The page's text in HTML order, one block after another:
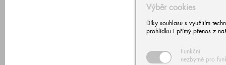
Výběr cookies
Díky souhlasu s využitím
prohlídku i přímý přenos z
Funkční
nezbytné pro